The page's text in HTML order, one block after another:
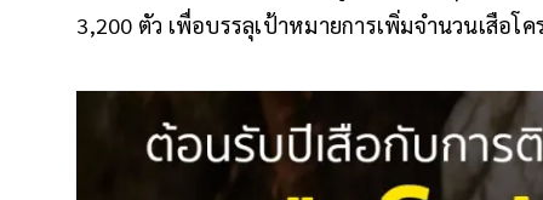
3,200 ตัว เพื่อบรรลุเป้าหมายการเพิ่มจำนวนเสือโ